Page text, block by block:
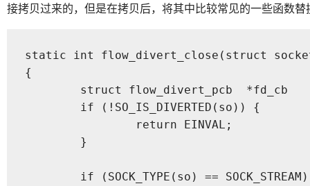
接拷贝过来的，但是在拷贝后，将其中比较常见的一些函数
static int flow_divert_close(struct
{